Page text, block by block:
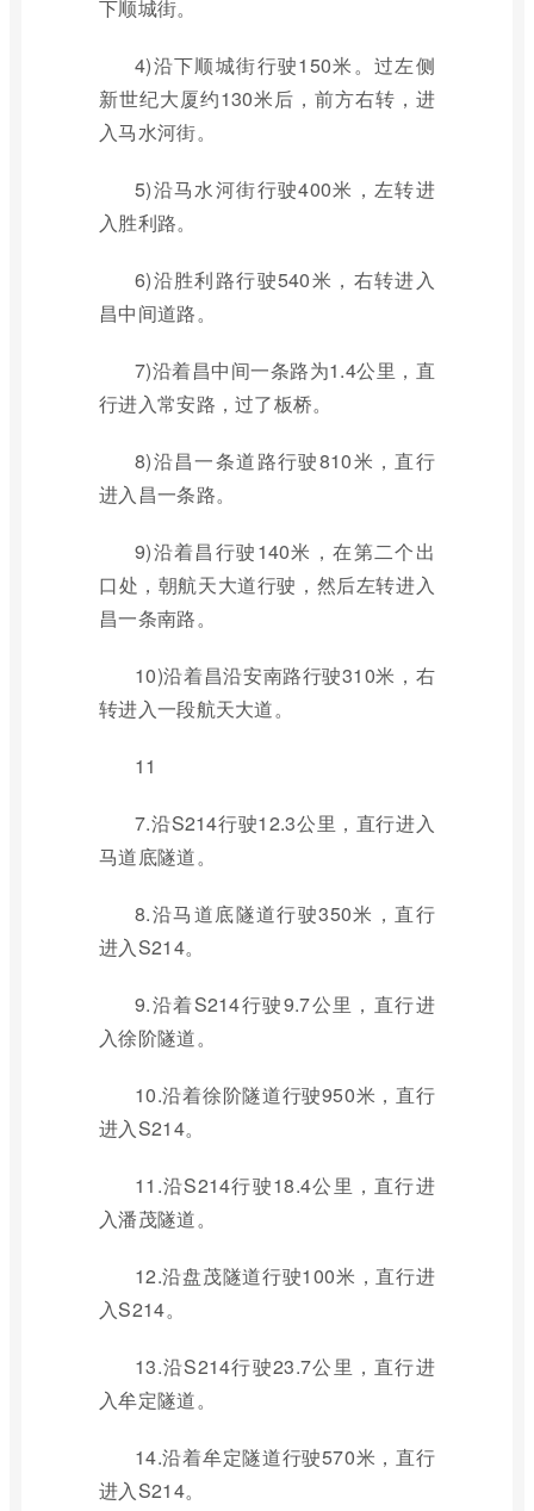
下顺城街。
4)沿下顺城街行驶150米。过左侧
新世纪大厦约130米后，前方右转，进
入马水河街。
5)沿马水河街行驶400米，左转进
入胜利路。
6)沿胜利路行驶540米，右转进入
昌中间道路。
7)沿着昌中间一条路为1.4公里，直
行进入常安路，过了板桥。
8)沿昌一条道路行驶810米，直行
进入昌一条路。
9)沿着昌行驶140米，在第二个出
口处，朝航天大道行驶，然后左转进入
昌一条南路。
10)沿着昌沿安南路行驶310米，右
转进入一段航天大道。
11
7.沿S214行驶12.3公里，直行进入
马道底隧道。
8.沿马道底隧道行驶350米，直行
进入S214。
9.沿着S214行驶9.7公里，直行进
入徐阶隧道。
10.沿着徐阶隧道行驶950米，直行
进入S214。
11.沿S214行驶18.4公里，直行进
入潘茂隧道。
12.沿盘茂隧道行驶100米，直行进
入S214。
13.沿S214行驶23.7公里，直行进
入牟定隧道。
14.沿着牟定隧道行驶570米，直行
进入S214。